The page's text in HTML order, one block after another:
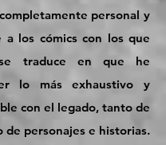
personal y
a los cómics con los que
traduce en que he
lo más exhaustivo y
con el legado, tanto de
de personajes e historias.